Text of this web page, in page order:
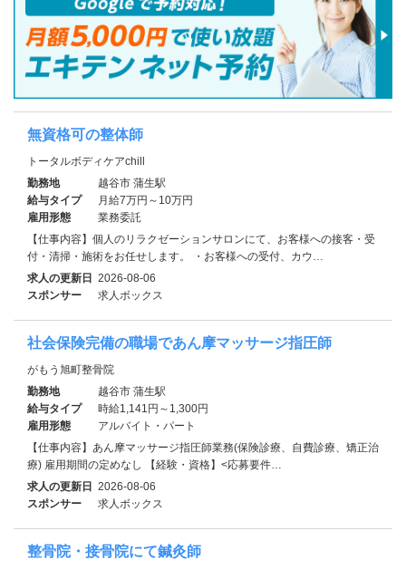
無資格可の整体師
トータルボディケアchill
勤務地
越谷市 蒲生駅
給与タイプ
月給7万円～10万円
雇用形態
業務委託
【仕事内容】個人のリラクゼーションサロンにて、お客様への接客・受
付・清掃・施術をお任せします。 ・お客様への受付、カウ…
求人の更新日 2026-08-06
スポンサー
求人ボックス
社会保険完備の職場であん摩マッサージ指圧師
がもう旭町整骨院
勤務地
越谷市 蒲生駅
給与タイプ
時給1,141円～1,300円
雇用形態
アルバイト・パート
【仕事内容】あん摩マッサージ指圧師業務(保険診療、自費診療、矯正治
療) 雇用期間の定めなし 【経験・資格】<応募要件…
求人の更新日 2026-08-06
スポンサー
求人ボックス
整骨院・接骨院にて鍼灸師